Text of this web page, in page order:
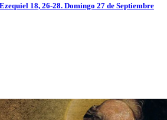
18, 26-28. Domingo 27 de Septiembre